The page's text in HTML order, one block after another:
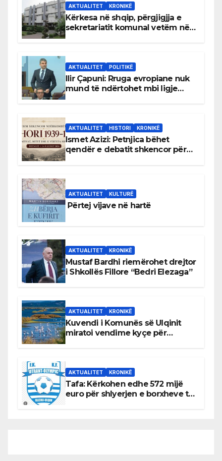
AKTUALITET KRONIKË
Kërkesa në shqip, përgjigjja e
sekretariatit komunal vetëm në
AKTUALITET POLITIKË
Ilir Çapuni: Rruga evropiane nuk
mund të ndërtohet mbi ligje
AKTUALITET HISTORI KRONIKË
Ismet Azizi: Petnjica bëhet
qendër e debatit shkencor për
AKTUALITET KULTURË
Përtej vijave në hartë
AKTUALITET KRONIKË
Mustaf Bardhi riemërohet drejtor
i Shkollës Fillore “Bedri Elezaga”
AKTUALITET KRONIKË
Kuvendi i Komunës së Ulqinit
miratoi vendime kyçe për
AKTUALITET KRONIKË
Tafa: Kërkohen edhe 572 mijë
euro për shlyerjen e borxheve të